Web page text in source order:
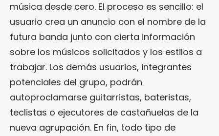
música desde cero. El proceso es sencillo: el
usuario crea un anuncio con el nombre de la
futura banda junto con cierta información
sobre los músicos solicitados y los estilos a
trabajar. Los demás usuarios, integrantes
potenciales del grupo, podrán
autoproclamarse guitarristas, bateristas,
teclistas o ejecutores de castañuelas de la
nueva agrupación. En fin, todo tipo de